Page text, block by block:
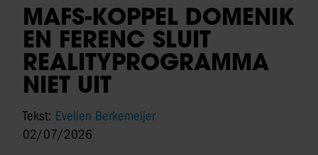
MAFS-KOPPEL DOMENIK
EN FERENC SLUIT
REALITYPROGRAMMA
NIET UIT
Tekst: Evelien Berkemeijer
02/07/2026